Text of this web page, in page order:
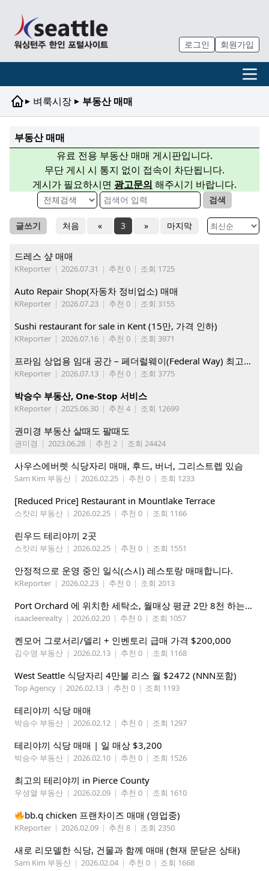
로그인 회원가입
▸ 벼룩시장 ▸ 부동산 매매
부동산 매매
유료 전용 부동산 매매 게시판입니다.
무단 게시 시 통지 없이 접속이 차단됩니다.
게시가 필요하시면 광고문의 해주시기 바랍니다.
검색
글쓰기 처음 « 3 » 마지막
드레스 샾 매매
KReporter | 2026.07.31 | 추천 0 | 조회 1725
Auto Repair Shop(자동차 정비업소) 매매
KReporter | 2026.07.23 | 추천 0 | 조회 3155
Sushi restaurant for sale in Kent (15만, 가격 인하)
KReporter | 2026.07.16 | 추천 0 | 조회 3971
프라임 상업용 임대 공간 – 페더럴웨이(Federal Way) 최고의 가시성 입지
KReporter | 2026.07.13 | 추천 0 | 조회 3775
박승수 부동산, One-Stop 서비스
KReporter | 2025.06.30 | 추천 4 | 조회 12699
권미경 부동산 살때도 팔때도
권미경 | 2023.06.28 | 추천 2 | 조회 24424
사우스에버렛 식당자리 매매, 후드, 버너, 그리스트렙 있슴
Sam Kim 부동산 | 2026.02.25 | 추천 0 | 조회 1233
[Reduced Price] Restaurant in Mountlake Terrace
스캇리 부동산 | 2026.02.25 | 추천 0 | 조회 1166
린우드 테리야끼 2곳
스캇리 부동산 | 2026.02.25 | 추천 0 | 조회 1551
안정적으로 운영 중인 일식(스시) 레스토랑 매매합니다.
KReporter | 2026.02.23 | 추천 0 | 조회 2013
Port Orchard 에 위치한 세탁소, 월매상 평균 2만 8천 하는데 20만에 매매합니다
isaacleerealty | 2026.02.20 | 추천 0 | 조회 1057
켄모어 그로서리/델리 + 인벤토리 급매 가격 $200,000
김수영 부동산 | 2026.02.13 | 추천 0 | 조회 1168
West Seattle 식당자리 4만불 리스 월 $2472 (NNN포함)
Top Agency | 2026.02.13 | 추천 0 | 조회 1193
테리야끼 식당 매매
박승수 부동산 | 2026.02.12 | 추천 0 | 조회 1297
테리야끼 식당 매매 | 일 매상 $3,200
박승수 부동산 | 2026.02.10 | 추천 0 | 조회 1526
최고의 테리야끼 in Pierce County
우셩열 부동산 | 2026.02.09 | 추천 0 | 조회 1610
bb.q chicken 프랜차이즈 매매 (영업중)
KReporter | 2026.02.09 | 추천 8 | 조회 2350
새로 리모델한 식당, 건물과 함께 매매 (현재 문닫은 상태)
Sam Kim 부동산 | 2026.02.04 | 추천 0 | 조회 1668